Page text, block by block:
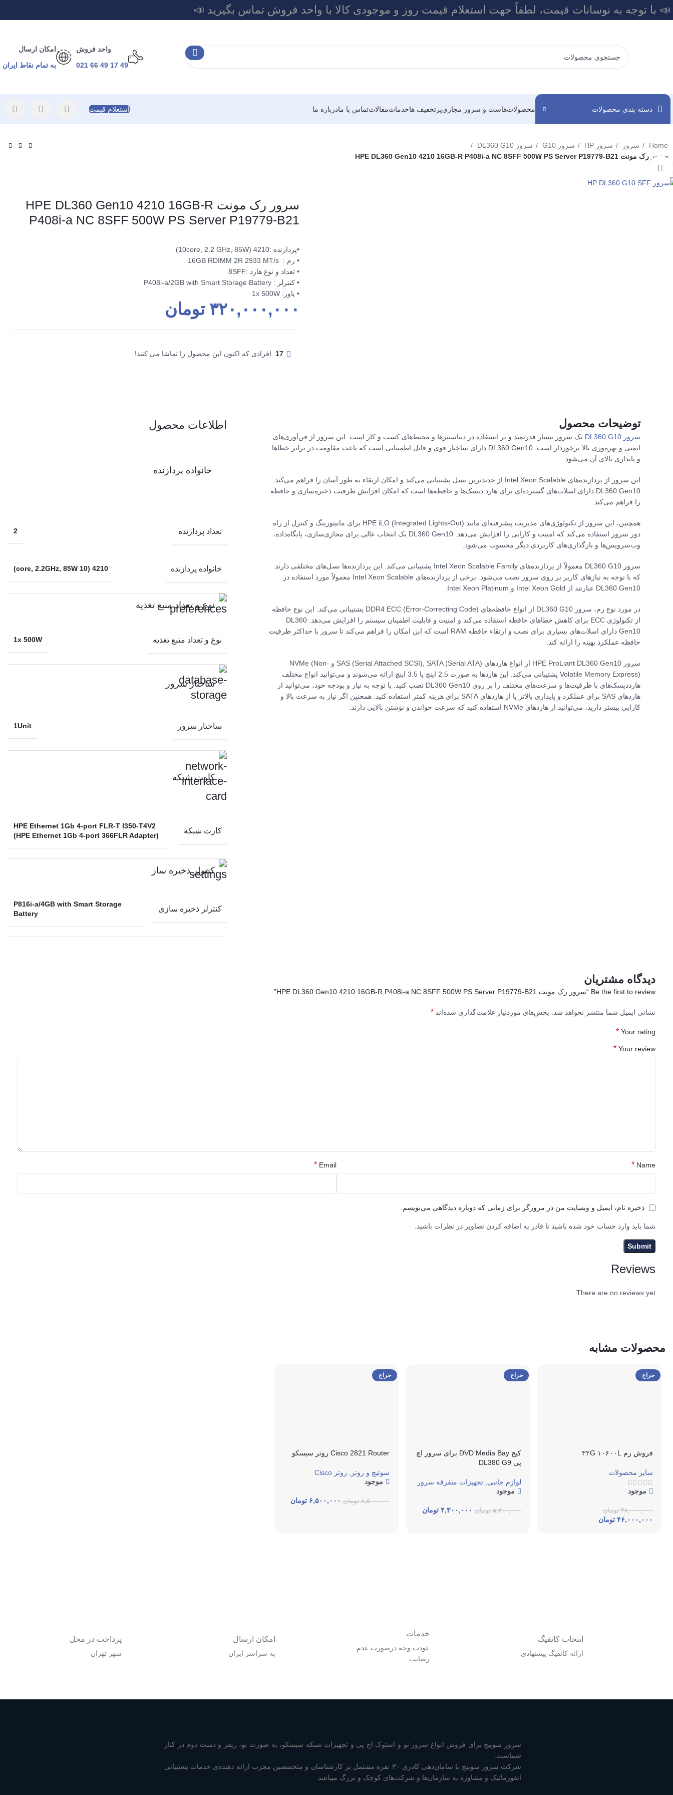
📣 با توجه به نوسانات قیمت، لطفاً جهت استعلام قیمت روز و موجودی کالا با واحد فروش تماس بگیرید 📣
واحد فروش
49 17 49 66 021
امکان ارسال
به تمام نقاط ایران
دسته بندی محصولات محصولاتهاست و سرور مجازیپرتخفیف هاخدماتمقالاتتماس با مادرباره ما استعلام قیمت
Home سرور سرور HP سرور G10
سرور DL360 G10
سرور رک مونت HPE DL360 Gen10 4210 16GB-R P408i-a NC 8SFF 500W PS Server P19779-B21
سرور رک مونت HPE DL360 Gen10 4210 16GB-R
P408i-a NC 8SFF 500W PS Server P19779-B21
•پردازنده :4210 (10core, 2.2 GHz, 85W)
• رم : 16GB RDIMM 2R 2933 MT/s
• تعداد و نوع هارد :8SFF
• کنترلر : P408i-a/2GB with Smart Storage Battery
• پاور: 1x 500W
۳۲۰,۰۰۰,۰۰۰ تومان
17 افرادی که اکنون این محصول را تماشا می کنند!
توضیحات محصول
سرور DL360 G10
یک سرور بسیار قدرتمند و پر استفاده در دیتاسنترها و محیط‌های کسب و کار است. این سرور از فن‌آوری‌های
ایمنی و بهره‌وری بالا برخوردار است. DL360 Gen10 دارای ساختار قوی و قابل اطمینانی است که باعث مقاومت در برابر خطاها
و پایداری بالای آن می‌شود.
این سرور از پردازنده‌های Intel Xeon Scalable از جدیدترین نسل پشتیبانی می‌کند و امکان ارتقاء به طور آسان را فراهم می‌کند.
DL360 Gen10 دارای اسلات‌های گسترده‌ای برای هارد دیسک‌ها و حافظه‌ها است که امکان افزایش ظرفیت ذخیره‌سازی و حافظه
را فراهم می‌کند.
همچنین، این سرور از تکنولوژی‌های مدیریت پیشرفته‌ای مانند HPE iLO (Integrated Lights-Out) برای مانیتورینگ و کنترل از راه
دور سرور استفاده می‌کند که امنیت و کارایی را افزایش می‌دهد. DL360 Gen10 یک انتخاب عالی برای مجازی‌سازی، پایگاه‌داده،
وب‌سرویس‌ها و بارگذاری‌های کاربردی دیگر محسوب می‌شود.
سرور DL360 G10 معمولاً از پردازنده‌های Intel Xeon Scalable Family پشتیبانی می‌کند. این پردازنده‌ها نسل‌های مختلفی دارند
که با توجه به نیازهای کاربر بر روی سرور نصب می‌شود. برخی از پردازنده‌های Intel Xeon Scalable معمولاً مورد استفاده در
DL360 Gen10 عبارتند از Intel Xeon Gold و Intel Xeon Platinum.
در مورد نوع رم، سرور DL360 G10 از انواع حافظه‌های DDR4 ECC (Error-Correcting Code) پشتیبانی می‌کند. این نوع حافظه
از تکنولوژی ECC برای کاهش خطاهای حافظه استفاده می‌کند و امنیت و قابلیت اطمینان سیستم را افزایش می‌دهد. DL360
Gen10 دارای اسلات‌های بسیاری برای نصب و ارتقاء حافظه RAM است که این امکان را فراهم می‌کند تا سرور با حداکثر ظرفیت
حافظه عملکرد بهینه را ارائه کند.
سرور HPE ProLiant DL360 Gen10 از انواع هاردهای SAS (Serial Attached SCSI), SATA (Serial ATA) و NVMe (Non-
Volatile Memory Express) پشتیبانی می‌کند. این هاردها به صورت 2.5 اینچ یا 3.5 اینچ ارائه می‌شوند و می‌توانید انواع مختلف
هارد‌دیسک‌های با ظرفیت‌ها و سرعت‌های مختلف را بر روی DL360 Gen10 نصب کنید. با توجه به نیاز و بودجه خود، می‌توانید از
هاردهای SAS برای عملکرد و پایداری بالاتر یا از هاردهای SATA برای هزینه کمتر استفاده کنید. همچنین اگر نیاز به سرعت بالا و
کارایی بیشتر دارید، می‌توانید از هاردهای NVMe استفاده کنید که سرعت خواندن و نوشتن بالایی دارند.
اطلاعات محصول
خانواده پردازنده
تعداد پردازنده 2
خانواده پردازنده 4210 (10 core, 2.2GHz, 85W)
نوع و تعداد منبع تغذیه
نوع و تعداد منبع تغذیه 1x 500W
ساختار سرور
ساختار سرور 1Unit
کارت شبکه
کارت شبکه
HPE Ethernet 1Gb 4-port FLR-T I350-T4V2
(HPE Ethernet 1Gb 4-port 366FLR Adapter)
کنترلر ذخیره ساز
کنترلر ذخیره سازی
P816i-a/4GB with Smart Storage
Battery
دیدگاه مشتریان
Reviews
There are no reviews yet.
Be the first to review “سرور رک مونت HPE DL360 Gen10 4210 16GB-R P408i-a NC 8SFF 500W PS Server P19779-B21”
نشانی ایمیل شما منتشر نخواهد شد. بخش‌های موردنیاز علامت‌گذاری شده‌اند *
Your rating
*
Your review
*
Name
*
Email
*
ذخیره نام، ایمیل و وبسایت من در مرورگر برای زمانی که دوباره دیدگاهی می‌نویسم.
شما باید وارد حساب خود شده باشید تا قادر به اضافه کردن تصاویر در نظرات باشید.
محصولات مشابه
حراج
فروش رم ۳۲G ۱۰۶۰۰L
سایر محصولات
موجود
۴۸,۰۰۰,۰۰۰ تومان
۴۶,۰۰۰,۰۰۰ تومان
حراج
کیج DVD Media Bay برای سرور اچ
پی DL380 G9
لوازم جانبی, تجهیزات متفرقه سرور
موجود
۵,۳۰۰,۰۰۰ تومان ۴,۳۰۰,۰۰۰ تومان
حراج
Cisco 2821 Router روتر سیسکو
سوئیچ و روتر , روتر Cisco
موجود
۸,۵۰۰,۰۰۰ تومان ۶,۵۰۰,۰۰۰ تومان
انتخاب کانفیگ
ارائه کانفیگ پیشنهادی
خدمات
عودت وجه درصورت عدم
رضایت
امکان ارسال
به سراسر ایران
پرداخت در محل
شهر تهران
سرور سوییچ برای فروش انواع سرور نو و استوک اچ پی و تجهیزات شبکه سیسکو، به صورت نو، ریفر و دست دوم در کنار
شماست.
شرکت سرور سوییچ با سامان‌دهی کادری ۳۰ نفره مشتمل بر کارشناسان و متخصصین مجرب ارائه دهنده‌ی خدمات پشتیبانی
انفورماتیک و مشاوره به سازمان‌ها و شرکت‌های کوچک و بزرگ میباشد.